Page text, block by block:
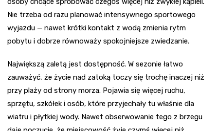
Nie trzeba od razu planować intensywnego sportowego
wyjazdu — nawet krótki kontakt z wodą zmienia rytm
pobytu i dobrze równoważy spokojniejsze zwiedzanie.
Największą zaletą jest dostępność. W sezonie łatwo
zauważyć, że życie nad zatoką toczy się trochę inaczej niż
przy plaży od strony morza. Pojawia się więcej ruchu,
sprzętu, szkółek i osób, które przyjechały tu właśnie dla
wiatru i płytkiej wody. Nawet obserwowanie tego z brzegu